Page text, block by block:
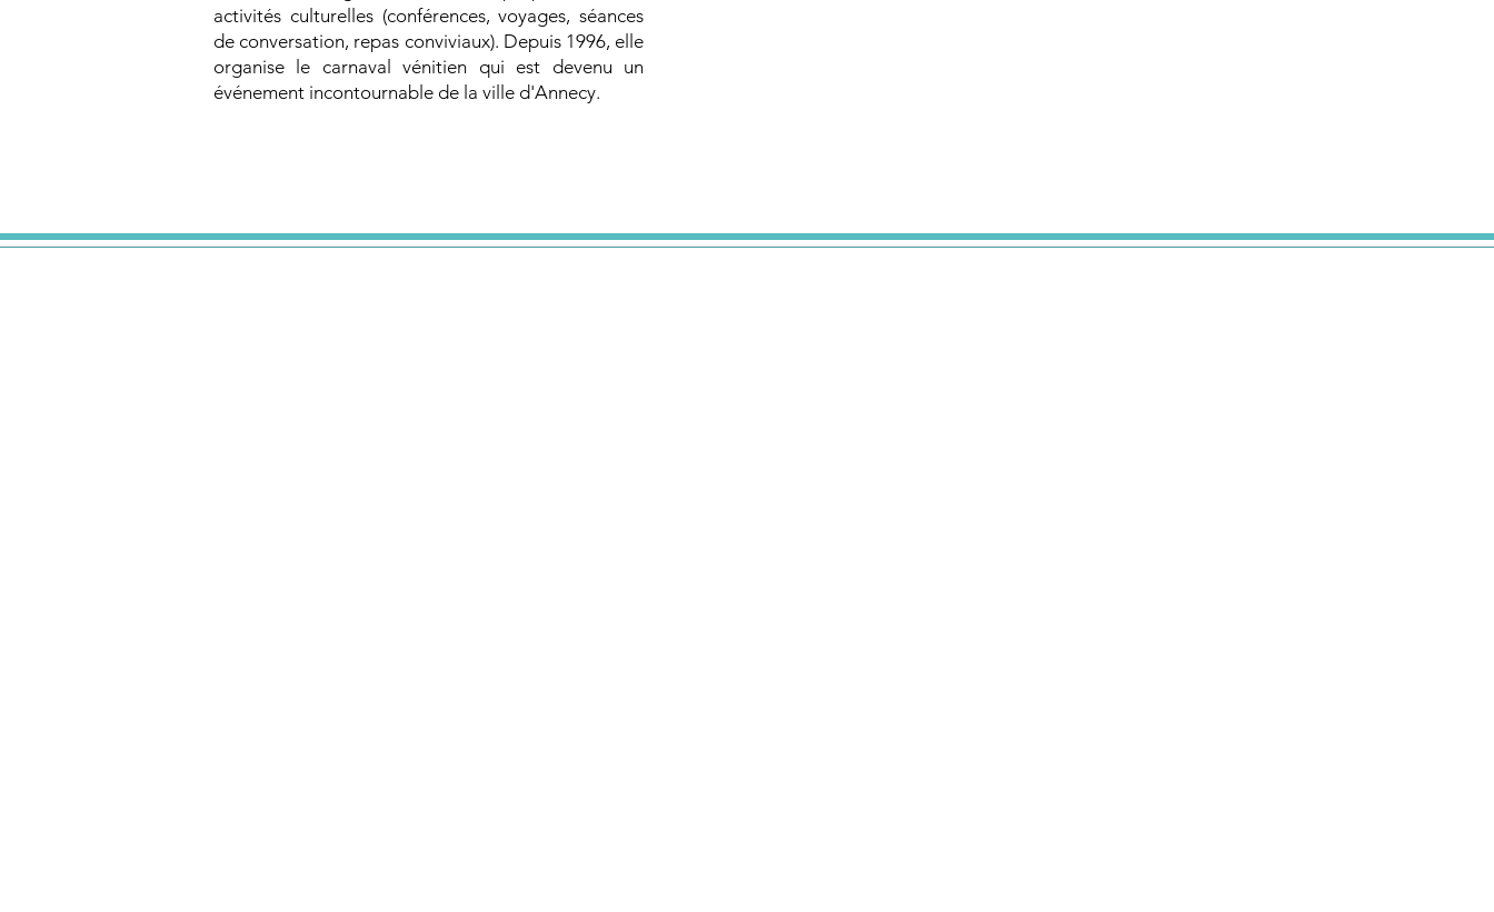
activités culturelles (conférences, voyages, séances
de conversation, repas conviviaux). Depuis 1996, elle
organise le carnaval vénitien qui est devenu un
événement incontournable de la ville d'Annecy.